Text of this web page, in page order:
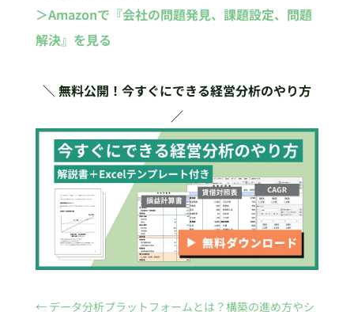
＞Amazonで『会社の問題発見、課題設定、問題
解決』を見る
＼ 無料公開！今すぐにできる経営分析のやり方
／
← データ分析プラットフォームとは？構築の進め方やシ